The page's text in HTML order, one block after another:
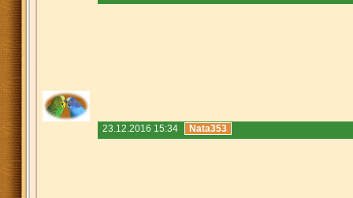
23.12.2016 15:34 Nata353